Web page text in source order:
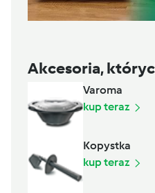
Akcesoria,
Varoma
kup teraz
Kopystka
kup teraz